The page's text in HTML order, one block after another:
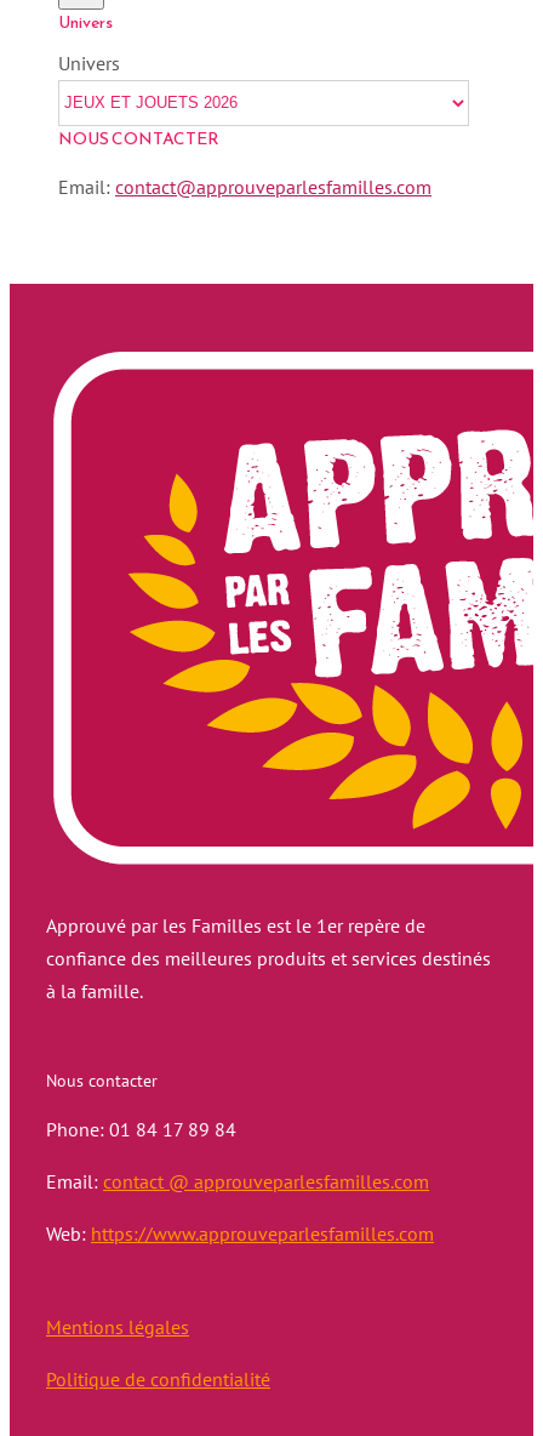
Univers
Univers
NOUS CONTACTER
Email: contact@approuveparlesfamilles.com
Approuvé par les Familles est le 1er repère de
confiance des meilleures produits et services destinés
à la famille.
Nous contacter
Phone: 01 84 17 89 84
Email: contact @ approuveparlesfamilles.com
Web: https://www.approuveparlesfamilles.com
Mentions légales
Politique de confidentialité